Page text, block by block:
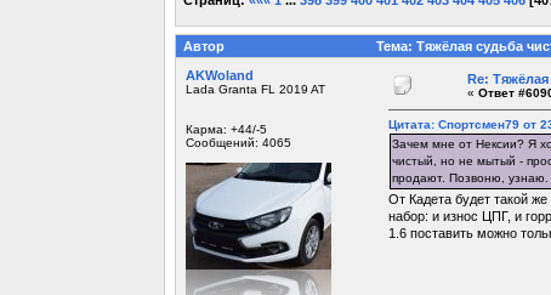
Автор
Тема: Тяжёлая судьба
AKWoland
Lada Granta FL 2019 AT
Карма: +44/-5
Сообщений: 4065
Re:
« Ответ
Цитата: Спортсмен79 от
Зачем мне от Нексии? Я
чистый, но не мытый -
продают. Позвоню, узнаю.
От Кадета будет такой
набор: и износ ЦПГ, и
1.6 поставить можно